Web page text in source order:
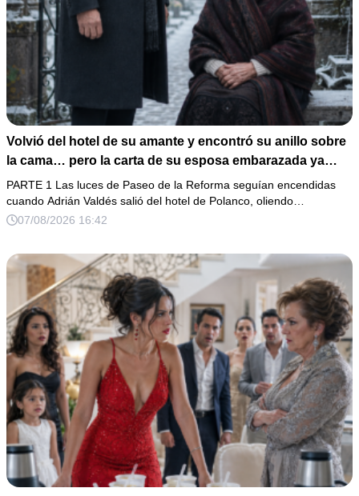
Volvió del hotel de su amante y encontró su anillo sobre
la cama… pero la carta de su esposa embarazada ya
había puesto en marcha su ruina
PARTE 1 Las luces de Paseo de la Reforma seguían encendidas
cuando Adrián Valdés salió del hotel de Polanco, oliendo…
07/08/2026 16:42